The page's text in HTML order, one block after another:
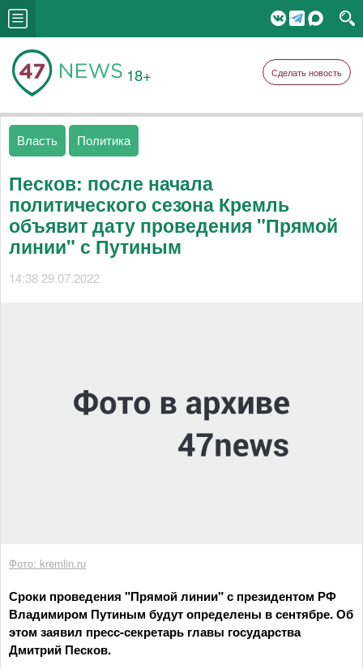
18+ Сделать новость
Власть Политика
Песков: после начала
политического сезона Кремль
объявит дату проведения "Прямой
линии" с Путиным
14:38 29.07.2022
Фото: kremlin.ru
Сроки проведения "Прямой линии" с президентом РФ
Владимиром Путиным будут определены в сентябре. Об
этом заявил пресс-секретарь главы государства
Дмитрий Песков.